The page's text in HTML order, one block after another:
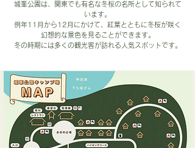
城峯公園は、関東でも有名な冬桜の名所として知られて
います。
例年11月から12月にかけて、紅葉とともに冬桜が咲く
幻想的な景色を見ることができます。
冬の時期には多くの観光客が訪れる人気スポットです。